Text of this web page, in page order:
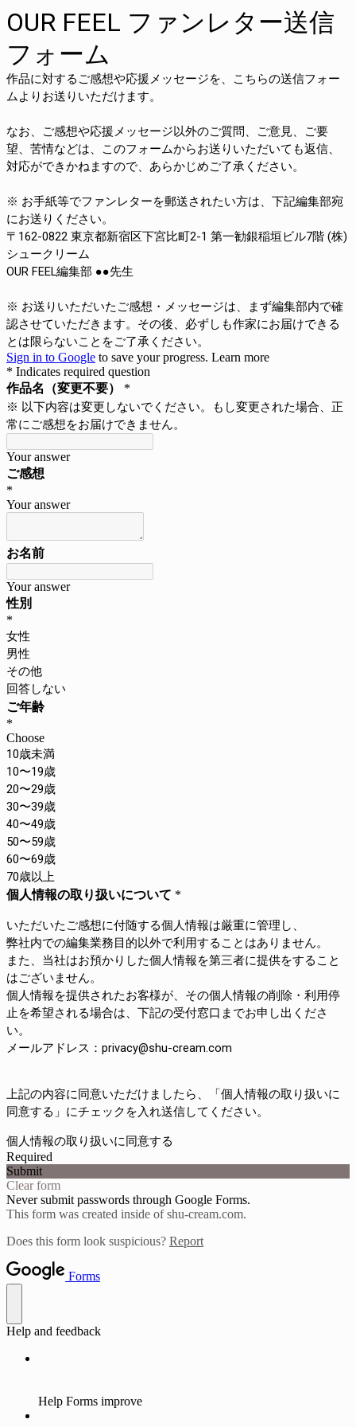
OUR FEEL ファンレター送信
フォーム
作品に対するご感想や応援メッセージを、こちらの送信フォー
ムよりお送りいただけます。
なお、ご感想や応援メッセージ以外のご質問、ご意見、ご要
望、苦情などは、このフォームからお送りいただいても返信、
対応ができかねますので、あらかじめご了承ください。
※ お手紙等でファンレターを郵送されたい方は、下記編集部宛
にお送りください。
〒162-0822 東京都新宿区下宮比町2-1 第一勧銀稲垣ビル7階 (株)
シュークリーム
OUR FEEL編集部 ●●先生
※ お送りいただいたご感想・メッセージは、まず編集部内で確
認させていただきます。その後、必ずしも作家にお届けできる
とは限らないことをご了承ください。
Sign in to Google to save your progress. Learn more
* Indicates required question
作品名（変更不要） *
※ 以下内容は変更しないでください。もし変更された場合、正
常にご感想をお届けできません。
Your answer
ご感想
*
Your answer
お名前
Your answer
性別
*
女性
男性
その他
回答しない
ご年齢
*
Choose
10歳未満
10〜19歳
20〜29歳
30〜39歳
40〜49歳
50〜59歳
60〜69歳
70歳以上
個人情報の取り扱いについて *
いただいたご感想に付随する個人情報は厳重に管理し、
弊社内での編集業務目的以外で利用することはありません。
また、当社はお預かりした個人情報を第三者に提供をすること
はございません。
個人情報を提供されたお客様が、その個人情報の削除・利用停
止を希望される場合は、下記の受付窓口までお申し出くださ
い。
メールアドレス：privacy@shu-cream.com
上記の内容に同意いただけましたら、
「個人情報の取り扱いに
同意する」にチェックを入れ送信してください。
個人情報の取り扱いに同意する
Required
Submit
Clear form
Never submit passwords through Google Forms.
This form was created inside of shu-cream.com.
Does this form look suspicious? Report
Forms
Help and feedback
Help Forms improve